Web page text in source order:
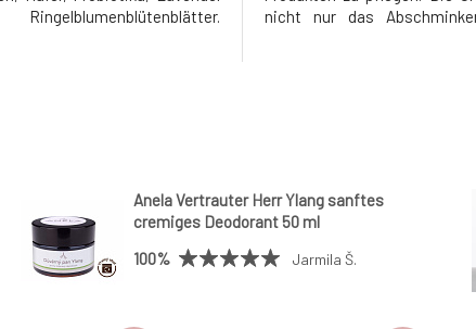
nicht nur das
Anela Vertrauter Herr Ylang sanftes
cremiges Deodorant 50 ml
100%
Jarmila Š.